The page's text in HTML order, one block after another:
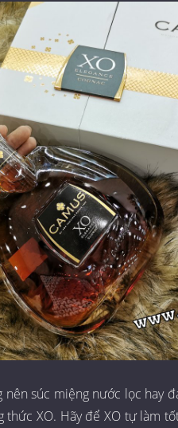
nên súc miệng nước lọc hay
XO. Hãy để XO tự làm